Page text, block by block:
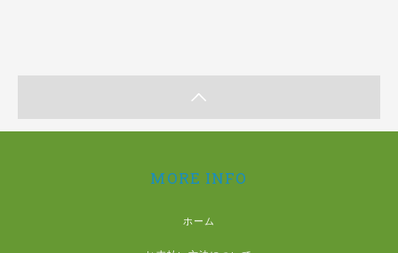
MORE INFO
ホーム